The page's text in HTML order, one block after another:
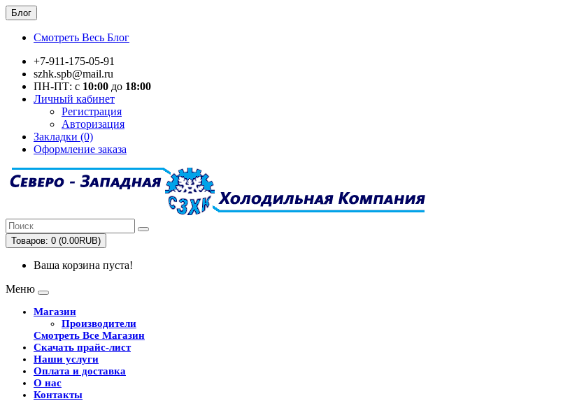
Блог
Смотреть Весь Блог
+7-911-175-05-91
szhk.spb@mail.ru
ПН-ПТ: с 10:00 до 18:00
Личный кабинет
Регистрация
Авторизация
Закладки (0)
Оформление заказа
Товаров: 0 (0.00RUB)
Ваша корзина пуста!
Меню
Магазин
Производители
Смотреть Все Магазин
Скачать прайс-лист
Наши услуги
Оплата и доставка
О нас
Контакты